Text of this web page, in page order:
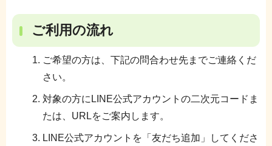
ご利用の流れ
ご希望の方は、下記の問合わせ先までご連絡くだ
さい。
対象の方にLINE公式アカウントの二次元コードま
たは、URLをご案内します。
LINE公式アカウントを「友だち追加」してくださ